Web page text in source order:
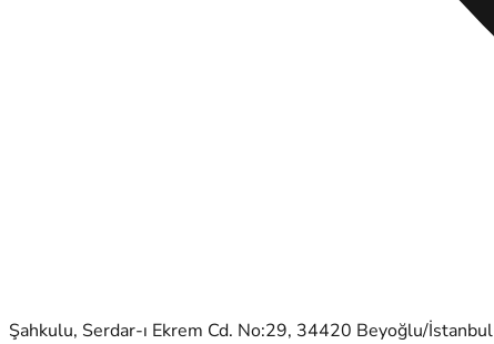
Şahkulu, Serdar-ı Ekrem Cd. No:29, 34420 Beyoğlu/İstanbul